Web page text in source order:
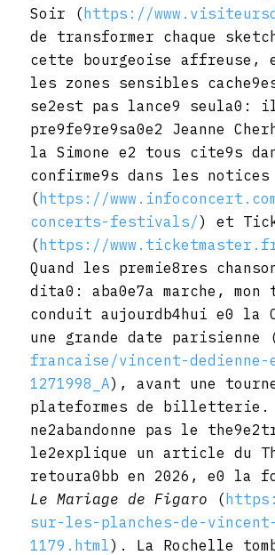
Soir ( https://
de transformer chaque
cette bourgeoise affreuse,
les zones sensibles
se2est pas lance9
pre9fe9re9sa0e2 Jeanne
la Simone e2 tous cite9s
confirme9s dans les
( https://
concerts-festivals/) et
( https://
Quand les premie8res
dita0: aba0e7a marche,
conduit aujourdb4hui e0 la
une grande date parisienne
francaise/vincent-
1271998_A), avant une
plateformes de
ne2abandonne pas le
le2explique un article du
retoura0bb en 2026, e0 la
Le Mariage de Figaro (
sur-les-planches-de-
1179.html). La Rochelle